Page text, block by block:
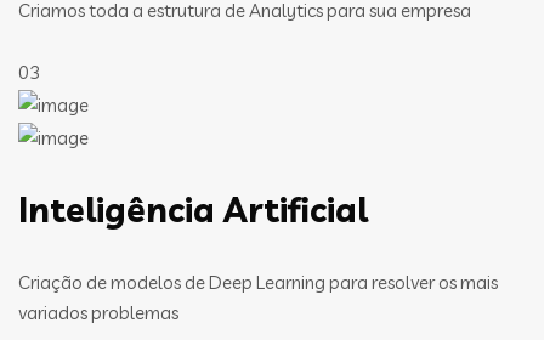
Criamos toda a estrutura de Analytics para sua empresa
03
Inteligência Artificial
Criação de modelos de Deep Learning para resolver os mais
variados problemas